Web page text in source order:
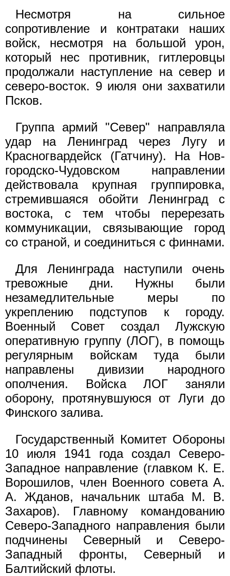
Несмотря на сильное
сопротивление и контратаки наших
войск, несмотря на большой урон,
который нес противник, гитлеровцы
продолжали наступление на север и
северо-восток. 9 июля они захватили
Псков.
Группа армий "Север" направляла
удар на Ленинград через Лугу и
Красногвардейск (Гатчину). На Нов-
городско-Чудовском направлении
действовала крупная группировка,
стремившаяся обойти Ленинград с
востока, с тем чтобы перерезать
коммуникации, связывающие город
со страной, и соединиться с финнами.
Для Ленинграда наступили очень
тревожные дни. Нужны были
незамедлительные меры по
укреплению подступов к городу.
Военный Совет создал Лужскую
оперативную группу (ЛОГ), в помощь
регулярным войскам туда были
направлены дивизии народного
ополчения. Войска ЛОГ заняли
оборону, протянувшуюся от Луги до
Финского залива.
Государственный Комитет Обороны
10 июля 1941 года создал Северо-
Западное направление (главком К. Е.
Ворошилов, член Военного совета А.
А. Жданов, начальник штаба М. В.
Захаров). Главному командованию
Северо-Западного направления были
подчинены Северный и Северо-
Западный фронты, Северный и
Балтийский флоты.